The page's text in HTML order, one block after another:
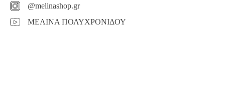
@melinashop.gr
ΜΕΛΙΝΑ ΠΟΛΥΧΡΟΝΙΔΟΥ